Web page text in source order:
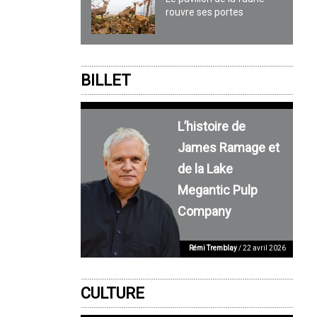
rouvre ses portes
BILLET
L’histoire de
James Ramage et
de la Lake
Megantic Pulp
Company
Rémi Tremblay/ 22 avril 2026
CULTURE